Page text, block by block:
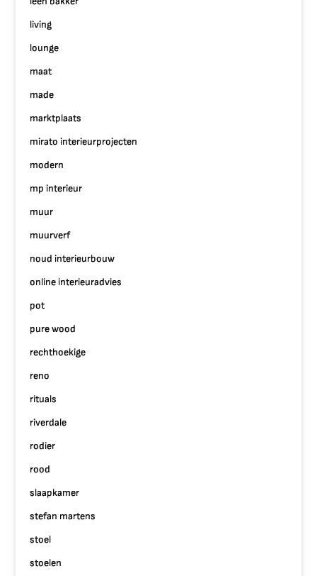
living
lounge
maat
made
marktplaats
mirato interieurprojecten
modern
mp interieur
muur
muurverf
noud interieurbouw
online interieuradvies
pot
pure wood
rechthoekige
reno
rituals
riverdale
rodier
rood
slaapkamer
stefan martens
stoel
stoelen